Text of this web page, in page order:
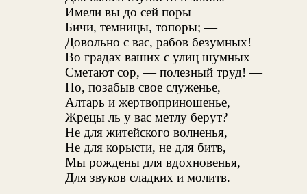
Имели вы до сей поры
Бичи, темницы, топоры; —
Довольно с вас, рабов безумных!
Во градах ваших с улиц шумных
Сметают сор, — полезный труд! —
Но, позабыв свое служенье,
Алтарь и жертвоприношенье,
Жрецы ль у вас метлу берут?
Не для житейского волненья,
Не для корысти, не для битв,
Мы рождены для вдохновенья,
Для звуков сладких и молитв.